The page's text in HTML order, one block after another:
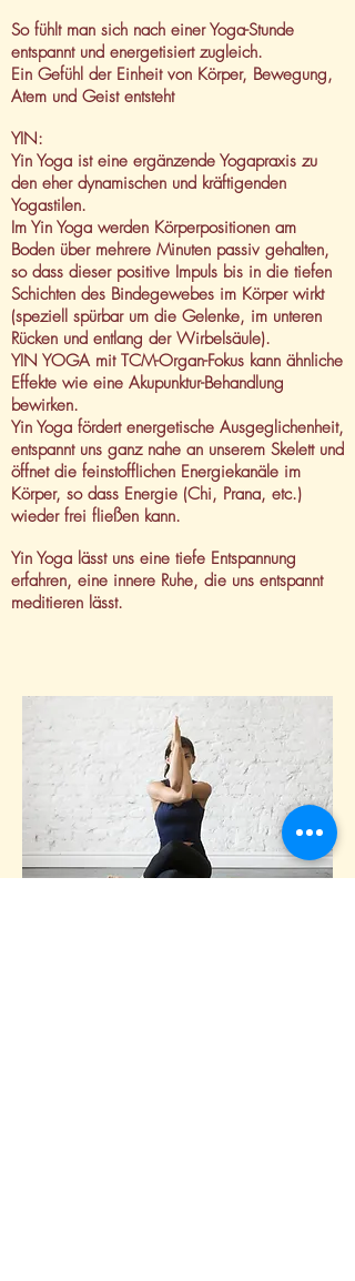
So fühlt man sich nach einer Yoga-Stunde
entspannt und energetisiert zugleich. ​
Ein Gefühl der Einheit von Körper, Bewegung,
Atem und Geist entsteht ​ ​
YIN:
Yin Yoga ist eine ergänzende Yogapraxis zu
den eher dynamischen und kräftigenden
Yogastilen.
Im Yin Yoga werden Körperpositionen am
Boden über mehrere Minuten passiv gehalten,
so dass dieser positive Impuls bis in die tiefen
Schichten des Bindegewebes im Körper wirkt
(speziell spürbar um die Gelenke, im unteren
Rücken und entlang der Wirbelsäule).
YIN YOGA mit TCM-Organ-Fokus kann ähnliche
Effekte wie eine Akupunktur-Behandlung
bewirken.
Yin Yoga fördert energetische Ausgeglichenheit,
entspannt uns ganz nahe an unserem Skelett und
öffnet die feinstofflichen Energiekanäle im
Körper, so dass Energie (Chi, Prana, etc.)
wieder frei fließen kann.
Yin Yoga lässt uns eine tiefe Entspannung
erfahren, eine innere Ruhe, die uns entspannt
meditieren lässt.